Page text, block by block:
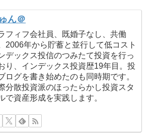
ん＠
フィフ会社員、既婚子なし、共働
2006年から貯蓄と並行して低コスト
デックス投信のつみたて投資を行っ
り、インデックス投資歴19年目。投
ログを書き始めたのも同時期です。
分散投資派のほったらかし投資スタ
で資産形成を実践します。